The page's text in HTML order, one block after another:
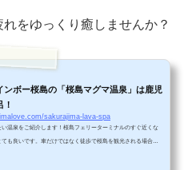
をゆっくり癒しませんか？
ンボー桜島の「桜島マグマ温泉」は鹿児
sakurajima-lava-spa
い温泉をご紹介します！桜島フェリーターミナルのすぐ近くな
も良いです。車だけではなく徒歩で桜島を観光される場合も